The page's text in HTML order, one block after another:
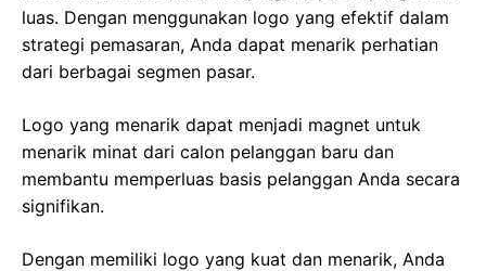
luas. Dengan menggunakan logo yang efektif dalam
strategi pemasaran, Anda dapat menarik perhatian
dari berbagai segmen pasar.
Logo yang menarik dapat menjadi magnet untuk
menarik minat dari calon pelanggan baru dan
membantu memperluas basis pelanggan Anda secara
signifikan.
Dengan memiliki logo yang kuat dan menarik, Anda